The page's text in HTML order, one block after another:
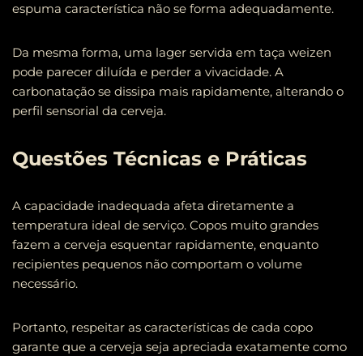
espuma característica não se forma adequadamente.
Da mesma forma, uma lager servida em taça weizen
pode parecer diluída e perder a vivacidade. A
carbonatação se dissipa mais rapidamente, alterando o
perfil sensorial da cerveja.
Questões Técnicas e Práticas
A capacidade inadequada afeta diretamente a
temperatura ideal de serviço. Copos muito grandes
fazem a cerveja esquentar rapidamente, enquanto
recipientes pequenos não comportam o volume
necessário.
Portanto, respeitar as características de cada copo
garante que a cerveja seja apreciada exatamente como